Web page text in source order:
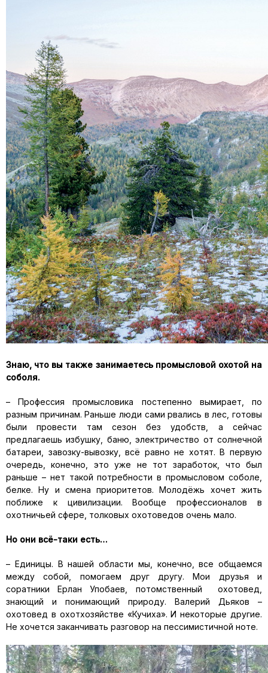
Знаю, что вы также занимаетесь промысловой охотой на
соболя.
– Профессия промысловика постепенно вымирает, по
разным причинам. Раньше люди сами рвались в лес, готовы
были провести там сезон без удобств, а сейчас
предлагаешь избушку, баню, электричество от солнечной
батареи, завозку-вывозку, всё равно не хотят. В первую
очередь, конечно, это уже не тот заработок, что был
раньше – нет такой потребности в промысловом соболе,
белке. Ну и смена приоритетов. Молодёжь хочет жить
поближе к цивилизации. Вообще профессионалов в
охотничьей сфере, толковых охотоведов очень мало.
Но они всё-таки есть…
– Единицы. В нашей области мы, конечно, все общаемся
между собой, помогаем друг другу. Мои друзья и
соратники Ерлан Упобаев, потомственный охотовед,
знающий и понимающий природу. Валерий Дьяков –
охотовед в охотхозяйстве «Кучиха». И некоторые другие.
Не хочется заканчивать разговор на пессимистичной ноте.